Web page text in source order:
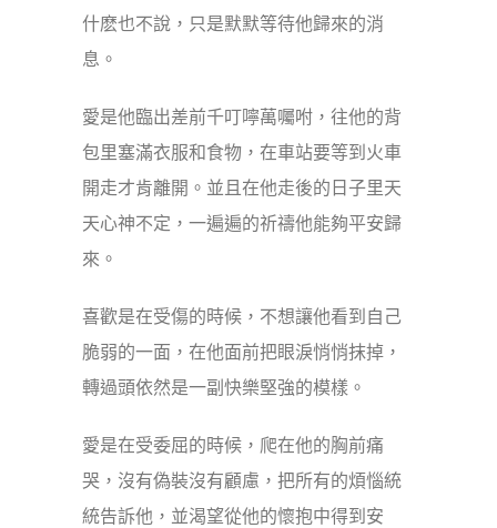
什麽也不說，只是默默等待他歸來的消
息。
愛是他臨出差前千叮嚀萬囑咐，往他的背
包里塞滿衣服和食物，在車站要等到火車
開走才肯離開。並且在他走後的日子里天
天心神不定，一遍遍的祈禱他能夠平安歸
來。
喜歡是在受傷的時候，不想讓他看到自己
脆弱的一面，在他面前把眼淚悄悄抹掉，
轉過頭依然是一副快樂堅強的模樣。
愛是在受委屈的時候，爬在他的胸前痛
哭，沒有偽裝沒有顧慮，把所有的煩惱統
統告訴他，並渴望從他的懷抱中得到安